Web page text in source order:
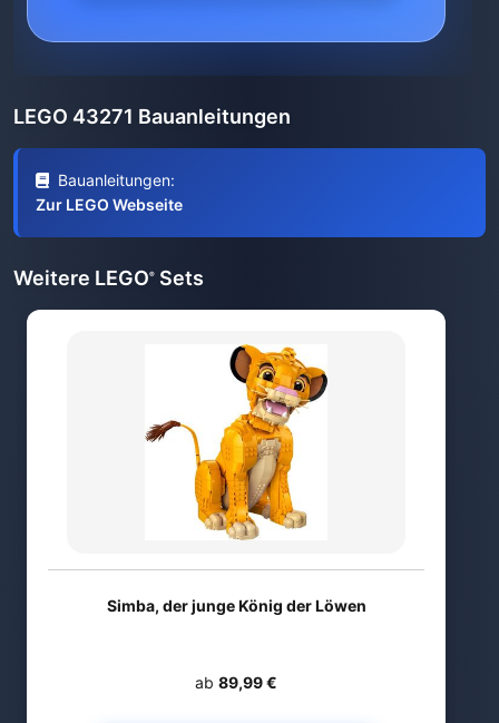
LEGO 43271 Bauanleitungen
Bauanleitungen:
Zur LEGO Webseite
Weitere LEGO® Sets
Simba, der junge König der Löwen
ab 89,99 €